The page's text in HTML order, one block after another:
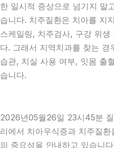
한 일시적 증상으로 넘기지 말
습니다. 치주질환은 치아를 지
스케일링, 치주검사, 구강 위
다. 그래서 지역치과를 찾는
습관, 치실 사용 여부, 잇몸 출
습니다.
2026년05월26일 23시45분
리에서 치아우식증과 치주질
의 중요성을 안내하고 있습니